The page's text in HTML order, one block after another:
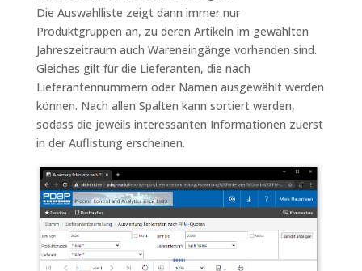
Die Auswahlliste zeigt dann immer nur
Produktgruppen an, zu deren Artikeln im gewählten
Jahreszeitraum auch Wareneingänge vorhanden sind.
Gleiches gilt für die Lieferanten, die nach
Lieferantennummern oder Namen ausgewählt werden
können. Nach allen Spalten kann sortiert werden,
sodass die jeweils interessanten Informationen zuerst
in der Auflistung erscheinen.